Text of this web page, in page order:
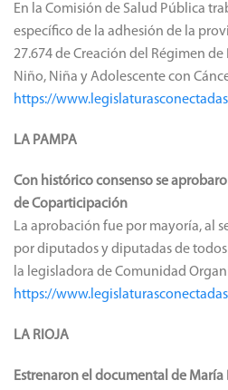
En la Comisión de Salud Pública
específico de la adhesión de la
27.674 de Creación del Régimen
Niño, Niña y Adolescente con
https://
LA PAMPA
Con histórico consenso se
de Coparticipación
La aprobación fue por mayoría, al
por diputados y diputadas de
la legisladora de Comunidad
https://
LA RIOJA
Estrenaron el documental de María